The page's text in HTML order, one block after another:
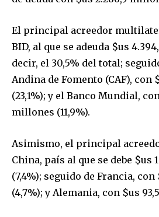
El principal acreedor
BID, al que se adeuda $us
decir, el 30,5% del total;
Andina de Fomento (CAF), con
(23,1%); y el Banco Mundial, con
millones (11,9%).
Asimismo, el principal
China, país al que se debe $us
(7,4%); seguido de Francia,
(4,7%); y Alemania, con $us